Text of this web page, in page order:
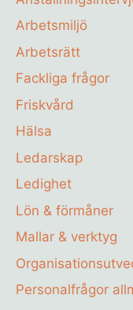
Arbetsmiljö
Arbetsrätt
Fackliga frågor
Friskvård
Hälsa
Ledarskap
Ledighet
Lön & förmåner
Mallar & verktyg
Personalfrågor